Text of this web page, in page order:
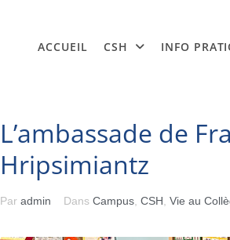
ACCUEIL CSH INFO
L’ambassade de
Hripsimiantz
Par admin Dans Campus CSH Vie au